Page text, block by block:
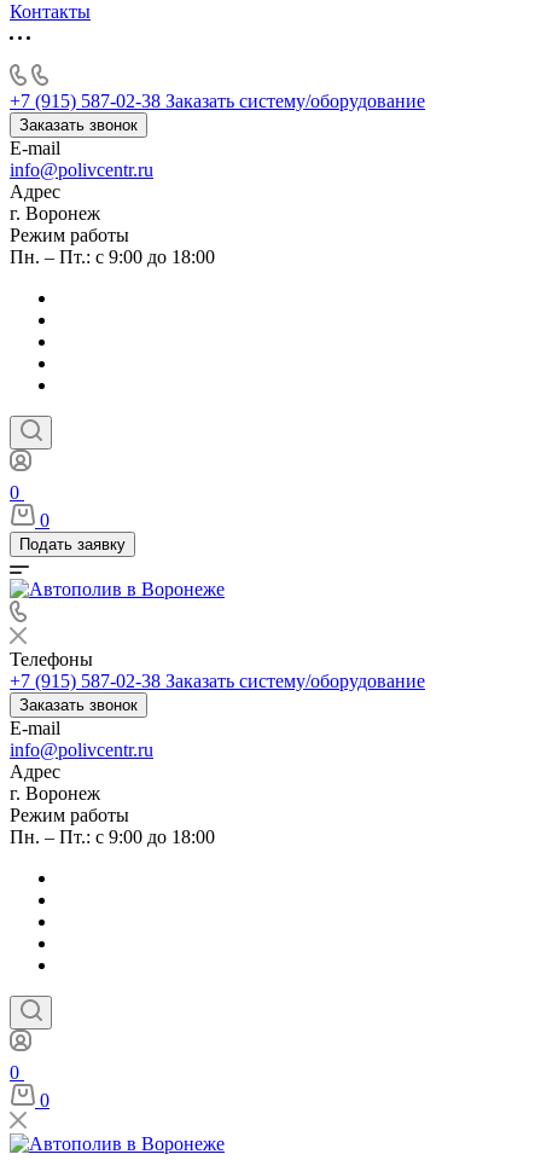
Контакты
+7 (915) 587-02-38 Заказать систему/оборудование
Заказать звонок
E-mail
info@polivcentr.ru
Адрес
г. Воронеж
Режим работы
Пн. – Пт.: с 9:00 до 18:00
0
0
Подать заявку
Телефоны
+7 (915) 587-02-38 Заказать систему/оборудование
Заказать звонок
E-mail
info@polivcentr.ru
Адрес
г. Воронеж
Режим работы
Пн. – Пт.: с 9:00 до 18:00
0
0